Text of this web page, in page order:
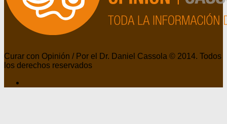
Curar con Opinión / Por el Dr. Daniel Cassola © 2014. Todos
los derechos reservados